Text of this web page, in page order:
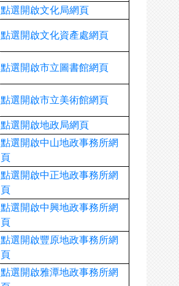
點選開啟文化局網頁
點選開啟文化資產處網頁
點選開啟市立圖書館網頁
點選開啟市立美術館網頁
點選開啟地政局網頁
點選開啟中山地政事務所網
頁
點選開啟中正地政事務所網
頁
點選開啟中興地政事務所網
頁
點選開啟豐原地政事務所網
頁
點選開啟雅潭地政事務所網